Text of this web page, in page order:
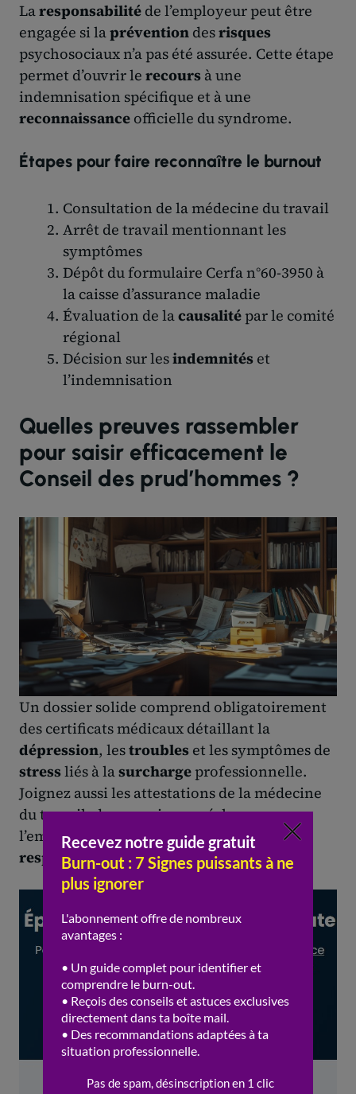
Laresponsabilité de l’employeur peut être
engagée si laprévention desrisques
psychosociaux n’a pas été assurée. Cette étape
permet d’ouvrir le recours à une
indemnisation spécifique et à une
reconnaissance officielle du syndrome.
Étapes pour faire reconnaître le burnout
Consultation de la médecine du travail
Arrêt de travail mentionnant les
symptômes
Dépôt du formulaire Cerfa n°60-3950 à
la caisse d’assurance maladie
Évaluation de lacausalitépar le comité
régional
Décision sur lesindemnitéset
l’indemnisation
Quelles preuves rassembler
pour saisir efficacement le
Conseil des prud’hommes ?
Un dossier solide comprend obligatoirement
des certificats médicaux détaillant la
dépression, lestroubles et les symptômes de
stressliés à lasurcharge professionnelle.
Joignez aussi les attestations de la médecine
du travail, des courriers ou échanges avec
l’employeur et tout document prouvant la
responsabilitéde l’entreprise.